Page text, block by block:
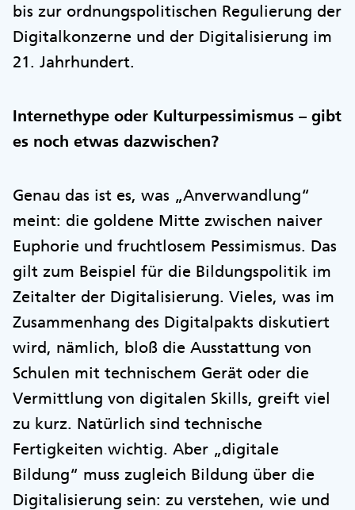
bis zur ordnungspolitischen Regulierung der
Digitalkonzerne und der Digitalisierung im
21. Jahrhundert.
Internethype oder Kulturpessimismus – gibt
es noch etwas dazwischen?
Genau das ist es, was „Anverwandlung“
meint: die goldene Mitte zwischen naiver
Euphorie und fruchtlosem Pessimismus. Das
gilt zum Beispiel für die Bildungspolitik im
Zeitalter der Digitalisierung. Vieles, was im
Zusammenhang des Digitalpakts diskutiert
wird, nämlich, bloß die Ausstattung von
Schulen mit technischem Gerät oder die
Vermittlung von digitalen Skills, greift viel
zu kurz. Natürlich sind technische
Fertigkeiten wichtig. Aber „digitale
Bildung“ muss zugleich Bildung über die
Digitalisierung sein: zu verstehen, wie und